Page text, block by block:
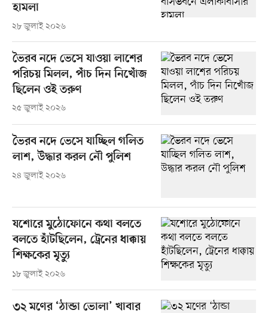
হামলা
২৮ জুলাই ২০২৬
ভৈরব নদে ভেসে যাওয়া লাশের
পরিচয় মিলল, পাঁচ দিন নিখোঁজ
ছিলেন ওই তরুণ
২৫ জুলাই ২০২৬
ভৈরব নদে ভেসে যাচ্ছিল গলিত
লাশ, উদ্ধার করল নৌ পুলিশ
২৪ জুলাই ২০২৬
যশোরে মুঠোফোনে কথা বলতে
বলতে হাঁটছিলেন, ট্রেনের ধাক্কায়
শিক্ষকের মৃত্যু
১৮ জুলাই ২০২৬
৩২ মণের ‘ঠান্ডা ভোলা’ খাবার